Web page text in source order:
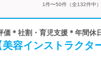
1件〜50件（全132件中）
＊社割・育児支援＊年間休
容インストラクタ